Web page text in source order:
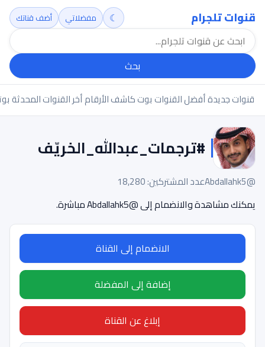
قنوات تلجرام
بحث
☾ مفضلاتي أضف قناتك
قنوات جديدةأفضل القنواتبوت كاشف الأرقامأخر القنوات المحدثة
#ترجمات_عبدالله_الخريّف
@Abdallahk5
عدد المشتركين: 18,280
يمكنك مشاهدة والانضمام إلى @Abdallahk5 مباشرة.
الانضمام إلى القناة
إضافة إلى المفضلة
إبلاغ عن القناة